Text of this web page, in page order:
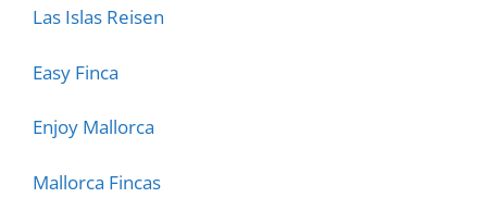
Las Islas Reisen
Easy Finca
Enjoy Mallorca
Mallorca Fincas